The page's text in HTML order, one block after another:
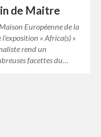
de Maitre
Européenne de la
« Africa(s) »
rend un
facettes du…